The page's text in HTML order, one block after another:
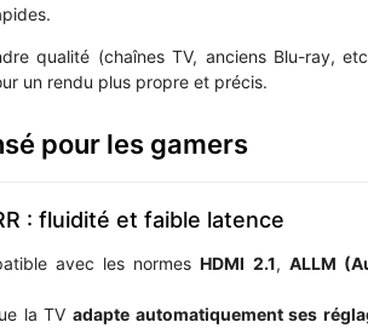
qualité (chaînes TV, anciens Blu-ray,
un rendu plus propre et précis.
pour les gamers
: fluidité et faible latence
avec les normesHDMI 2.1, ALLM
la TV adapte automatiquement ses